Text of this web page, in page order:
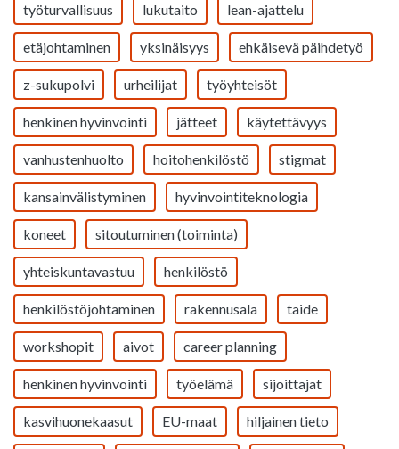
työturvallisuus lukutaito lean-ajattelu
etäjohtaminen yksinäisyys ehkäisevä päihdetyö
z-sukupolvi urheilijat työyhteisöt
henkinen hyvinvointi jätteet käytettävyys
vanhustenhuolto hoitohenkilöstö stigmat
kansainvälistyminen hyvinvointiteknologia
koneet sitoutuminen (toiminta)
yhteiskuntavastuu henkilöstö
henkilöstöjohtaminen rakennusala taide
workshopit aivot career planning
henkinen hyvinvointi työelämä sijoittajat
kasvihuonekaasut EU-maat hiljainen tieto